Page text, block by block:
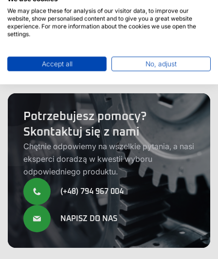
Talerzowe
Potrzebujesz pomocy?
Skontaktuj się z nami
Chętnie odpowiemy na wszelkie pytania, a nasi
eksperci doradzą w kwestii wyboru
odpowiedniego produktu.
(+48) 794 967 004
NAPISZ DO NAS
We may place these for analysis of our visitor data, to improve our
website, show personalised content and to give you a great website
experience. For more information about the cookies we use open the
settings.
Accept all No, adjust